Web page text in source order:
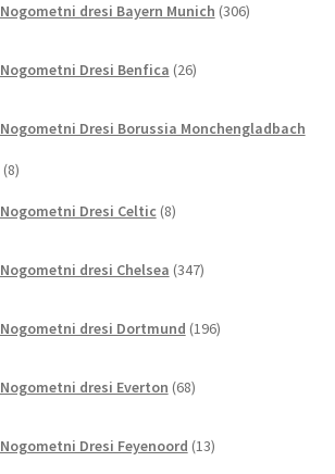
Nogometni dresi Bayern Munich 306izdelkov
Nogometni Dresi Benfica 26izdelkov
Nogometni Dresi Borussia Monchengladbach
88
Nogometni Dresi Celtic 8izdelkov
Nogometni dresi Chelsea 347izdelkov
Nogometni dresi Dortmund 196izdelkov
Nogometni dresi Everton 68izdelkov
Nogometni Dresi Feyenoord 13izdelkov